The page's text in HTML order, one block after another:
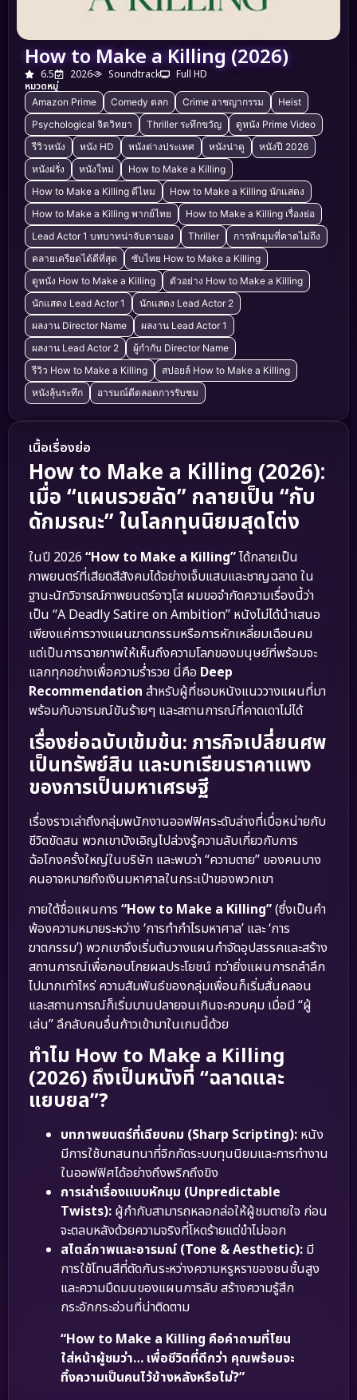
How to Make a Killing (2026)
6.5 2026 Soundtrack
Full HD
หมวดหมู่
Amazon Prime Comedy ตลก Crime อาชญากรรม
Heist
Psychological จิตวิทยา
Thriller ระทึกขวัญ
ดูหนัง Prime Video
รีวิวหนัง
หนัง HD หนังต่างประเทศ หนังน่าดู
หนังปี 2026
หนังฝรั่ง
หนังใหม่
How to Make a Killing
How to Make a Killing ดีไหม
How to Make a Killing นักแสดง
How to Make a Killing พากย์ไทย
How to Make a Killing เรื่องย่อ
Lead Actor 1 บทบาทน่าจับตามอง
Thriller
การหักมุมที่คาดไม่ถึง
คลายเครียดได้ดีที่สุด
ซับไทย How to Make a Killing
ดูหนัง How to Make a Killing
ตัวอย่าง How to Make a Killing
นักแสดง Lead Actor 1
นักแสดง Lead Actor 2
ผลงาน Director Name
ผลงาน Lead Actor 1
ผลงาน Lead Actor 2
ผู้กำกับ Director Name
รีวิว How to Make a Killing
สปอยล์ How to Make a Killing
หนังลุ้นระทึก
อารมณ์ดีตลอดการรับชม
เนื้อเรื่องย่อ
How to Make a Killing (2026):
เมื่อ “แผนรวยลัด” กลายเป็น “กับ
ดักมรณะ” ในโลกทุนนิยมสุดโต่ง
ในปี 2026 “How to Make a Killing”ได้กลายเป็น
ภาพยนตร์ที่เสียดสีสังคมได้อย่างเจ็บแสบและชาญฉลาด ใน
ฐานะนักวิจารณ์ภาพยนตร์อาวุโส ผมขอจำกัดความเรื่องนี้ว่า
เป็น “A Deadly Satire on Ambition” หนังไม่ได้นำเสนอ
เพียงแค่การวางแผนฆาตกรรมหรือการหักเหลี่ยมเฉือนคม
แต่เป็นการฉายภาพให้เห็นถึงความโลภของมนุษย์ที่พร้อมจะ
แลกทุกอย่างเพื่อความร่ำรวย นี่คือ Deep
Recommendation สำหรับผู้ที่ชอบหนังแนววางแผนที่มา
พร้อมกับอารมณ์ขันร้ายๆ และสถานการณ์ที่คาดเดาไม่ได้
เรื่องย่อฉบับเข้มข้น: ภารกิจเปลี่ยนศพ
เป็นทรัพย์สิน และบทเรียนราคาแพง
ของการเป็นมหาเศรษฐี
เรื่องราวเล่าถึงกลุ่มพนักงานออฟฟิศระดับล่างที่เบื่อหน่ายกับ
ชีวิตขัดสน พวกเขาบังเอิญไปล่วงรู้ความลับเกี่ยวกับการ
ฉ้อโกงครั้งใหญ่ในบริษัท และพบว่า “ความตาย” ของคนบาง
คนอาจหมายถึงเงินมหาศาลในกระเป๋าของพวกเขา
ภายใต้ชื่อแผนการ “How to Make a Killing”(ซึ่งเป็นคำ
พ้องความหมายระหว่าง ‘การทำกำไรมหาศาล’ และ ‘การ
ฆาตกรรม’) พวกเขาจึงเริ่มต้นวางแผนกำจัดอุปสรรคและสร้าง
สถานการณ์เพื่อกอบโกยผลประโยชน์ ทว่ายิ่งแผนการถลำลึก
ไปมากเท่าไหร่ ความสัมพันธ์ของกลุ่มเพื่อนก็เริ่มสั่นคลอน
และสถานการณ์ก็เริ่มบานปลายจนเกินจะควบคุม เมื่อมี “ผู้
เล่น” ลึกลับคนอื่นก้าวเข้ามาในเกมนี้ด้วย
ทำไม How to Make a Killing
(2026) ถึงเป็นหนังที่ “ฉลาดและ
แยบยล”?
บทภาพยนตร์ที่เฉียบคม (Sharp Scripting): หนัง
มีการใช้บทสนทนาที่จิกกัดระบบทุนนิยมและการทำงาน
ในออฟฟิศได้อย่างถึงพริกถึงขิง
การเล่าเรื่องแบบหักมุม (Unpredictable
Twists): ผู้กำกับสามารถหลอกล่อให้ผู้ชมตายใจ ก่อน
จะตลบหลังด้วยความจริงที่โหดร้ายแต่ขำไม่ออก
สไตล์ภาพและอารมณ์ (Tone & Aesthetic): มี
การใช้โทนสีที่ตัดกันระหว่างความหรูหราของชนชั้นสูง
และความมืดมนของแผนการลับ สร้างความรู้สึก
กระอักกระอ่วนที่น่าติดตาม
“How to Make a Killing คือคำถามที่โยน
ใส่หน้าผู้ชมว่า… เพื่อชีวิตที่ดีกว่า คุณพร้อมจะ
ทิ้งความเป็นคนไว้ข้างหลังหรือไม่?”